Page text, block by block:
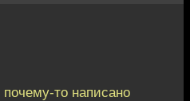
почему-то написано